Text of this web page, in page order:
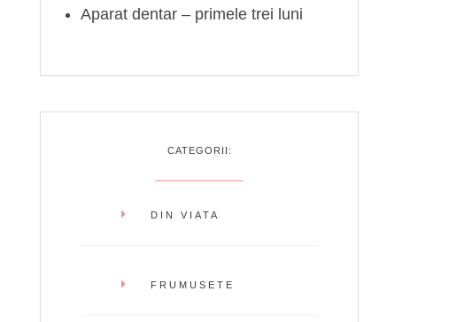
Aparat dentar – primele trei luni
CATEGORII:
DIN VIATA
FRUMUSETE